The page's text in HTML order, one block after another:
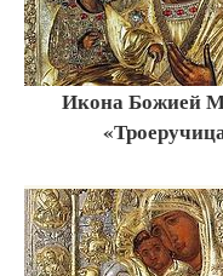
Икона Божией